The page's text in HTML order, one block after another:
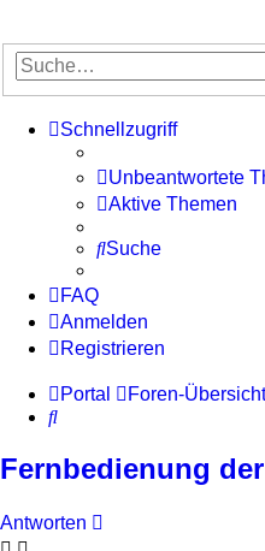
Schnellzugriff
Unbeantwortete
Aktive Themen
Suche
FAQ
Anmelden
Registrieren
Portal Foren-Übersicht
Suche
Fernbedienung
Antworten